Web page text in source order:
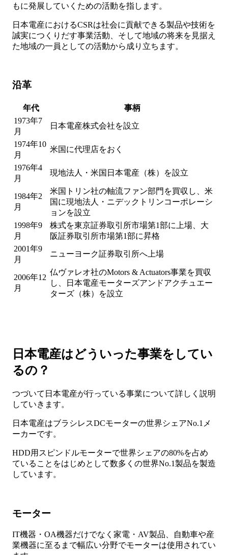
もに発展していくための活動を指します。
日本電産におけるCSRは社会に貢献できる製品や技術を
誠実につくりだす事業活動、そして地域の将来を見据え
た地域の一員としての活動から成り立ちます。
沿革
年代
事柄
1973年7
月
日本電産株式会社を設立
1974年10
月
米国に代理店をおく
1976年4
月
現地法人・米国日本電産（株）を設立
1984年2
月
米国トリン社の軸流ファン部門を買収し、米
国に現地法人・ニデックトリンコーポレーシ
ョンを設立
1998年9
月
株式を東京証券取引所市場第1部に上場、大
阪証券取引所市場第1部に昇格
2001年9
月
ニューヨーク証券取引所へ上場
2006年12
月
仏ヴァレオ社のMotors & Actuators事業を買収
し、日本電産モーターズアンドアクチュエー
ターズ（株）を設立
日本電産はどういった事業をしてい
るの？
つづいて日本電産が行っている事業について詳しく説明
していきます。
日本電産はブラシレスDCモーターの世界シェアNo.1メ
ーカーです。
HDD用スピンドルモーターで世界シェアの80%を占め
ていることをはじめとして数多くの世界No.1製品を製造
しています。
モーター
IT機器・OA機器だけでなく家電・AV製品、自動車や産
業機器に至るまで幅広い分野でモーターは使用されてい